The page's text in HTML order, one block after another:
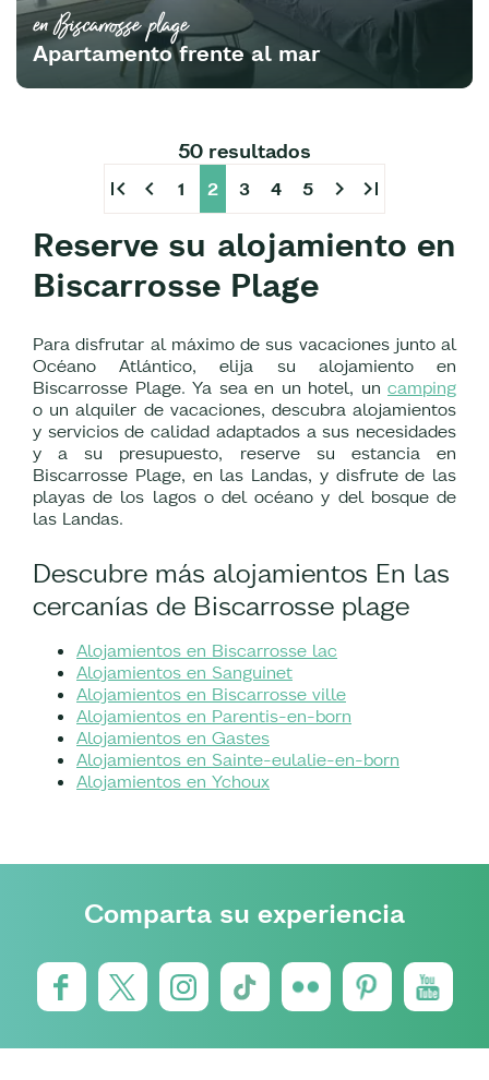
en Biscarrosse plage
Apartamento frente al mar
50 resultados
first_page chevron_left 1 2 3 4 5 chevron_right last_page
Reserve su alojamiento en
Biscarrosse Plage
Para disfrutar al máximo de sus vacaciones junto al
Océano Atlántico, elija su alojamiento en
Biscarrosse Plage. Ya sea en un hotel, un camping
o un alquiler de vacaciones, descubra alojamientos
y servicios de calidad adaptados a sus necesidades
y a su presupuesto, reserve su estancia en
Biscarrosse Plage, en las Landas, y disfrute de las
playas de los lagos o del océano y del bosque de
las Landas.
Descubre más alojamientos En las
cercanías de Biscarrosse plage
Alojamientos en Biscarrosse lac
Alojamientos en Sanguinet
Alojamientos en Biscarrosse ville
Alojamientos en Parentis-en-born
Alojamientos en Gastes
Alojamientos en Sainte-eulalie-en-born
Alojamientos en Ychoux
Comparta su experiencia